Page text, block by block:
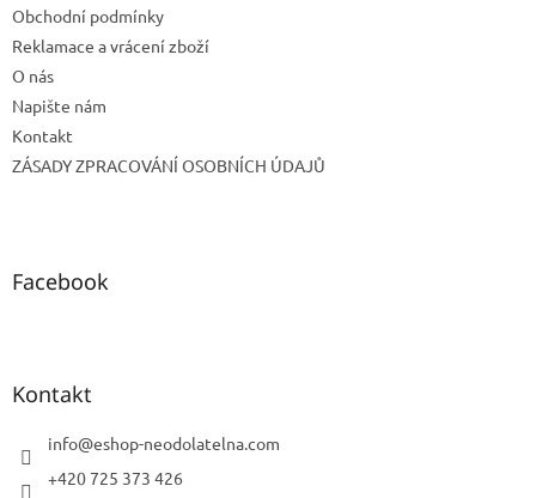
Obchodní podmínky
Reklamace a vrácení zboží
O nás
Napište nám
Kontakt
ZÁSADY ZPRACOVÁNÍ OSOBNÍCH ÚDAJŮ
Facebook
Kontakt
info@eshop-neodolatelna.com
+420 725 373 426